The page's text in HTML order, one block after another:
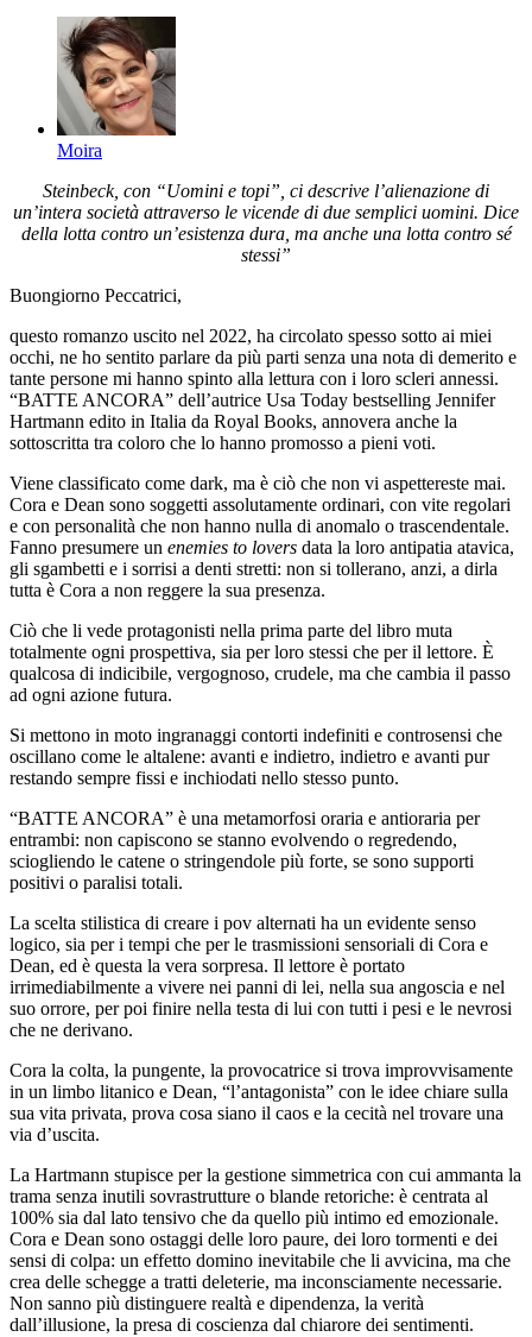
Moira
Steinbeck, con “Uomini e topi”, ci descrive l’alienazione di
un’intera società attraverso le vicende di due semplici uomini. Dice
della lotta contro un’esistenza dura, ma anche una lotta contro sé
stessi”
Buongiorno Peccatrici,
questo romanzo uscito nel 2022, ha circolato spesso sotto ai miei
occhi, ne ho sentito parlare da più parti senza una nota di demerito e
tante persone mi hanno spinto alla lettura con i loro scleri annessi.
“BATTE ANCORA” dell’autrice Usa Today bestselling Jennifer
Hartmann edito in Italia da Royal Books, annovera anche la
sottoscritta tra coloro che lo hanno promosso a pieni voti.
Viene classificato come dark, ma è ciò che non vi aspettereste mai.
Cora e Dean sono soggetti assolutamente ordinari, con vite regolari
e con personalità che non hanno nulla di anomalo o trascendentale.
Fanno presumere un enemies to lovers data la loro antipatia atavica,
gli sgambetti e i sorrisi a denti stretti: non si tollerano, anzi, a dirla
tutta è Cora a non reggere la sua presenza.
Ciò che li vede protagonisti nella prima parte del libro muta
totalmente ogni prospettiva, sia per loro stessi che per il lettore. È
qualcosa di indicibile, vergognoso, crudele, ma che cambia il passo
ad ogni azione futura.
Si mettono in moto ingranaggi contorti indefiniti e controsensi che
oscillano come le altalene: avanti e indietro, indietro e avanti pur
restando sempre fissi e inchiodati nello stesso punto.
“BATTE ANCORA” è una metamorfosi oraria e antioraria per
entrambi: non capiscono se stanno evolvendo o regredendo,
sciogliendo le catene o stringendole più forte, se sono supporti
positivi o paralisi totali.
La scelta stilistica di creare i pov alternati ha un evidente senso
logico, sia per i tempi che per le trasmissioni sensoriali di Cora e
Dean, ed è questa la vera sorpresa. Il lettore è portato
irrimediabilmente a vivere nei panni di lei, nella sua angoscia e nel
suo orrore, per poi finire nella testa di lui con tutti i pesi e le nevrosi
che ne derivano.
Cora la colta, la pungente, la provocatrice si trova improvvisamente
in un limbo litanico e Dean, “l’antagonista” con le idee chiare sulla
sua vita privata, prova cosa siano il caos e la cecità nel trovare una
via d’uscita.
La Hartmann stupisce per la gestione simmetrica con cui ammanta la
trama senza inutili sovrastrutture o blande retoriche: è centrata al
100% sia dal lato tensivo che da quello più intimo ed emozionale.
Cora e Dean sono ostaggi delle loro paure, dei loro tormenti e dei
sensi di colpa: un effetto domino inevitabile che li avvicina, ma che
crea delle schegge a tratti deleterie, ma inconsciamente necessarie.
Non sanno più distinguere realtà e dipendenza, la verità
dall’illusione, la presa di coscienza dal chiarore dei sentimenti.